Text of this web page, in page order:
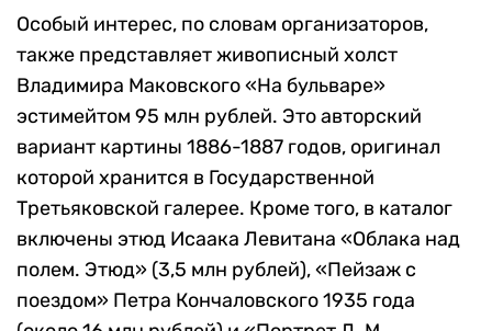
Особый интерес, по словам организаторов,
также представляет живописный холст
Владимира Маковского «На бульваре»
эстимейтом 95 млн рублей. Это авторский
вариант картины 1886-1887 годов, оригинал
которой хранится в Государственной
Третьяковской галерее. Кроме того, в каталог
включены этюд Исаака Левитана «Облака над
полем. Этюд» (3,5 млн рублей), «Пейзаж с
поездом» Петра Кончаловского 1935 года